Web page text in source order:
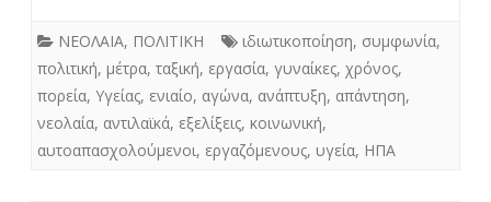
ΝΕΟΛΑΙΑ, ΠΟΛΙΤΙΚΗ ιδιωτικοποίηση, συμφωνία,
πολιτική, μέτρα, ταξική, εργασία, γυναίκες, χρόνος,
πορεία, Υγείας, ενιαίο, αγώνα, ανάπτυξη, απάντηση,
νεολαία, αντιλαϊκά, εξελίξεις, κοινωνική,
αυτοαπασχολούμενοι, εργαζόμενους, υγεία, ΗΠΑ